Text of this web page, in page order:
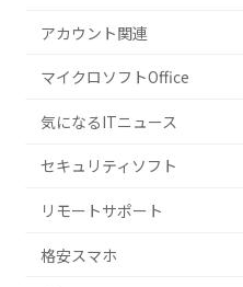
アカウント関連
マイクロソフトOffice
気になるITニュース
セキュリティソフト
リモートサポート
格安スマホ